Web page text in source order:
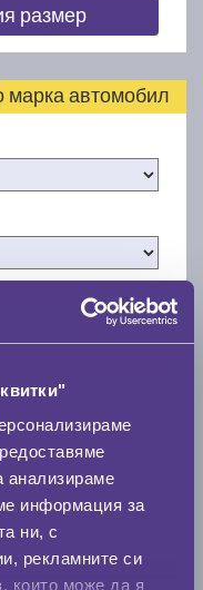
анализираме
информация за
ни, с
рекламните си
които може да я
размер
марка автомобил